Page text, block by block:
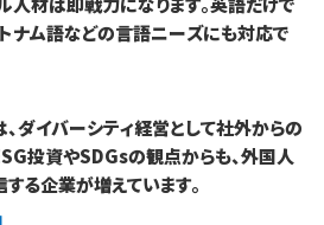
トナム語などの言語ニーズにも対応で
ダイバーシティ経営として社外からの
投資やSDGsの観点からも、外国人
る企業が増えています。